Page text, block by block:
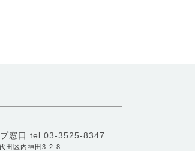
窓口 tel.03-3525-8347
田区内神田3-2-8